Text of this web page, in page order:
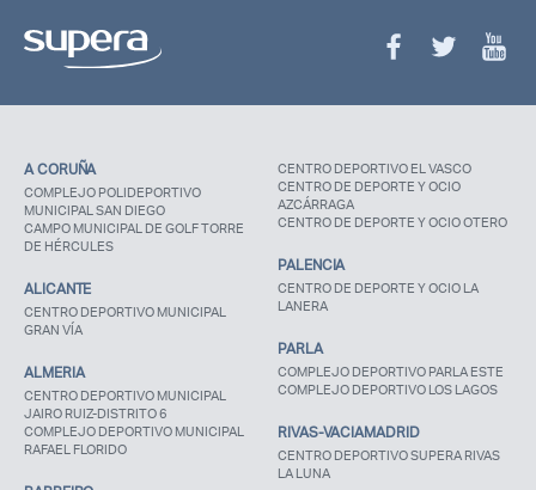
A CORUÑA
COMPLEJO POLIDEPORTIVO
MUNICIPAL SAN DIEGO
CAMPO MUNICIPAL DE GOLF TORRE
DE HÉRCULES
ALICANTE
CENTRO DEPORTIVO MUNICIPAL
GRAN VÍA
ALMERIA
CENTRO DEPORTIVO MUNICIPAL
JAIRO RUIZ-DISTRITO 6
COMPLEJO DEPORTIVO MUNICIPAL
RAFAEL FLORIDO
CENTRO DEPORTIVO EL VASCO
CENTRO DE DEPORTE Y OCIO
AZCÁRRAGA
CENTRO DE DEPORTE Y OCIO OTERO
PALENCIA
CENTRO DE DEPORTE Y OCIO LA
LANERA
PARLA
COMPLEJO DEPORTIVO PARLA ESTE
COMPLEJO DEPORTIVO LOS LAGOS
RIVAS-VACIAMADRID
CENTRO DEPORTIVO SUPERA RIVAS
LA LUNA